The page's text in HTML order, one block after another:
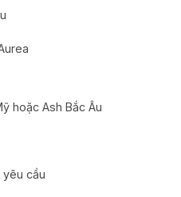
hoặc Ash Bắc Âu
cầu